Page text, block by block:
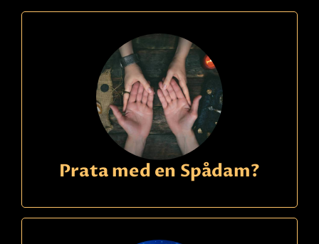
Prata med en Spådam?